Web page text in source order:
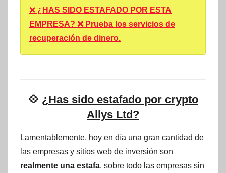
❌ ¿HAS SIDO ESTAFADO POR ESTA
EMPRESA? ❌ Prueba los servicios de
recuperación de dinero.
💠 ¿Has sido estafado por crypto
Allys Ltd?
Lamentablemente, hoy en día una gran cantidad de
las empresas y sitios web de inversión son
realmente una estafa, sobre todo las empresas sin